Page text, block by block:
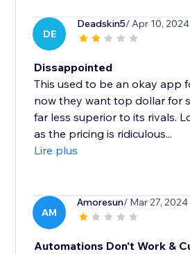
DE
Deadskin5/ Apr 10, 2024
Dissappointed
This used to be an okay app
now they want top dollar for
far less superior to its rivals.
as the pricing is ridiculous...
Lire plus
AM
Amoresun/ Mar 27, 2024
Automations Don't Work &